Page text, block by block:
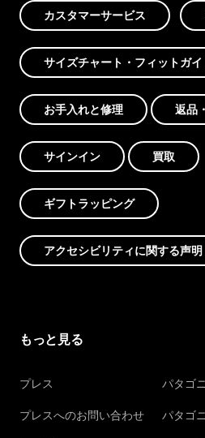
カスタマーサービス
サイズチャート・フィットガイ
お手入れと修理 返品
サインイン 買取
ギフトラッピング
アクセシビリティに関する声明
もっと見る
プレス
プレスへのお問い合わせ
パタゴ
パタゴ